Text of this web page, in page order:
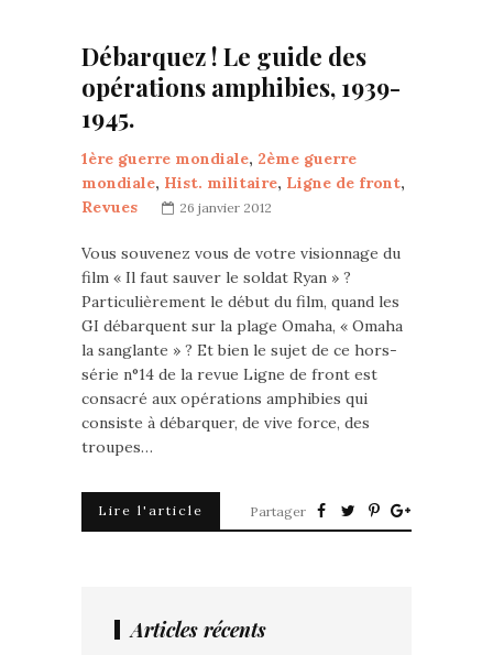
Débarquez ! Le guide des
opérations amphibies, 1939-
1945.
1ère guerre mondiale, 2ème guerre
mondiale, Hist. militaire, Ligne de front,
Revues
26 janvier 2012
Vous souvenez vous de votre visionnage du
film « Il faut sauver le soldat Ryan » ?
Particulièrement le début du film, quand les
GI débarquent sur la plage Omaha, « Omaha
la sanglante » ? Et bien le sujet de ce hors-
série n°14 de la revue Ligne de front est
consacré aux opérations amphibies qui
consiste à débarquer, de vive force, des
troupes…
Lire l'article Partager
Articles récents